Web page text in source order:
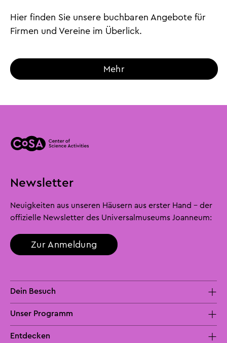
Hier finden Sie unsere buchbaren Angebote für
Firmen und Vereine im Überlick.
Mehr
Newsletter
Neuigkeiten aus unseren Häusern aus erster Hand - der
offizielle Newsletter des Universalmuseums Joanneum:
Zur Anmeldung
Dein Besuch
Unser Programm
Entdecken